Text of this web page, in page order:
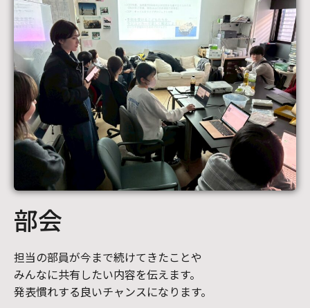
部会
担当の部員が今まで続けてきたことや
みんなに共有したい内容を伝えます。
発表慣れする良いチャンスになります。